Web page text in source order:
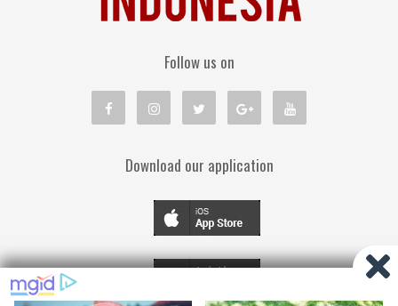
Follow us on
Download our application